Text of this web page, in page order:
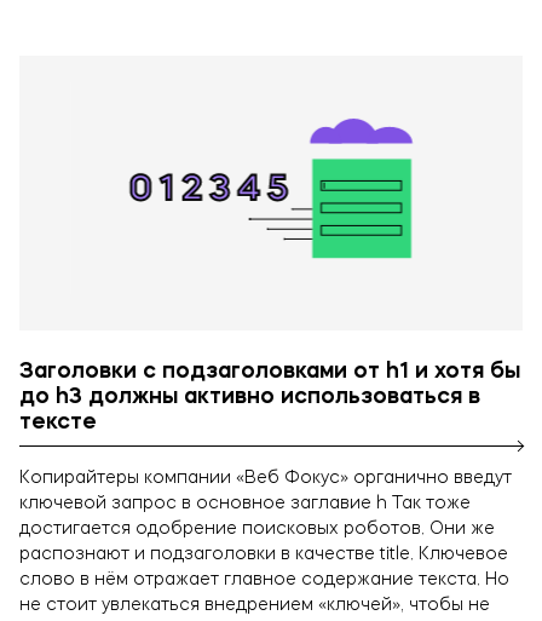
Заголовки с подзаголовками от h1 и хотя бы
до h3 должны активно использоваться в
тексте
Копирайтеры компании «Веб Фокус» органично введут
ключевой запрос в основное заглавие h Так тоже
достигается одобрение поисковых роботов. Они же
распознают и подзаголовки в качестве title. Ключевое
слово в нём отражает главное содержание текста. Но
не стоит увлекаться внедрением «ключей», чтобы не
ОТПРАВИТЬ
Нажимая кнопку, я соглашаюсь на обработку